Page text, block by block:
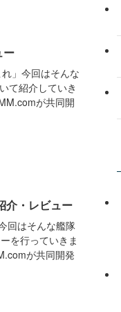
ー
」今回はそんな
て紹介していき
が共同開
介・レビュー
回はそんな艦隊
を行っていきま
が共同開発